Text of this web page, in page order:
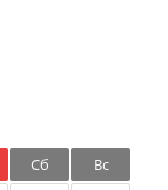
Сб
Вс